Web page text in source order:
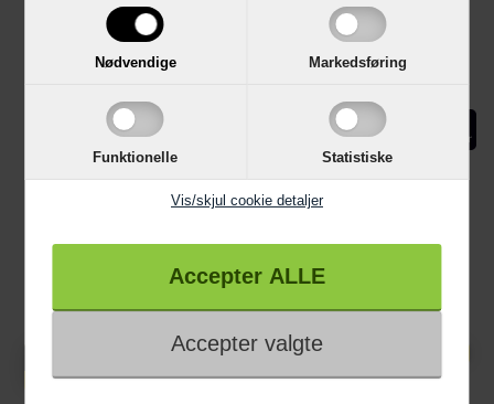
Nødvendige Markedsføring
Funktionelle Statistiske
Vis/skjul cookie detaljer
LÆG I KURV
Knaldhårde priser
1.275,00 DKK
1.475,00 KR
OBH AG905BS0 Dual Easy